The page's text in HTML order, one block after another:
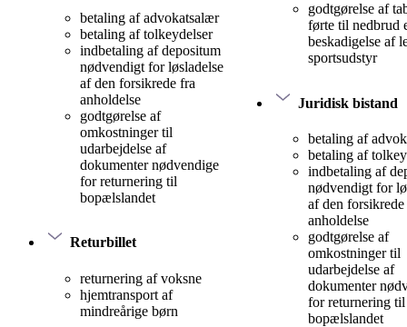
betaling af advokatsalær
betaling af tolkeydelser
indbetaling af depositum
nødvendigt for løsladelse
af den forsikrede fra
anholdelse
godtgørelse af
omkostninger til
udarbejdelse af
dokumenter nødvendige
for returnering til
bopælslandet
Returbillet
returnering af voksne
hjemtransport af
mindreårige børn
godtgørelse af
førte til nedbrud
beskadigelse af
sportsudstyr
Juridisk bistand
betaling af
betaling af
indbetaling af
nødvendigt for
af den
anholdelse
godtgørelse af
omkostninger til
udarbejdelse af
dokumenter
for returnering til
bopælslandet